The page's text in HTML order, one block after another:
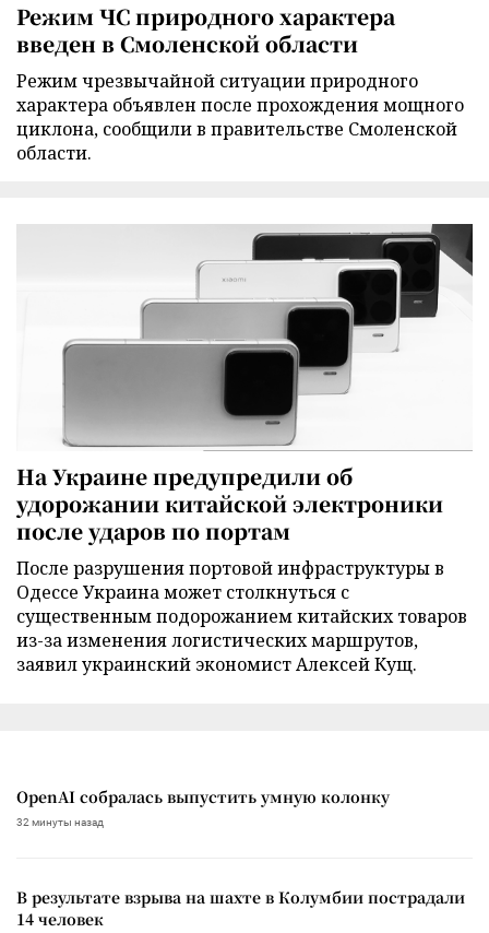
Режим ЧС природного характера
введен в Смоленской области
Режим чрезвычайной ситуации природного
характера объявлен после прохождения мощного
циклона, сообщили в правительстве Смоленской
области.
На Украине предупредили об
удорожании китайской электроники
после ударов по портам
После разрушения портовой инфраструктуры в
Одессе Украина может столкнуться с
существенным подорожанием китайских товаров
из-за изменения логистических маршрутов,
заявил украинский экономист Алексей Кущ.
OpenAI собралась выпустить умную колонку
32 минуты назад
В результате взрыва на шахте в Колумбии пострадали
14 человек